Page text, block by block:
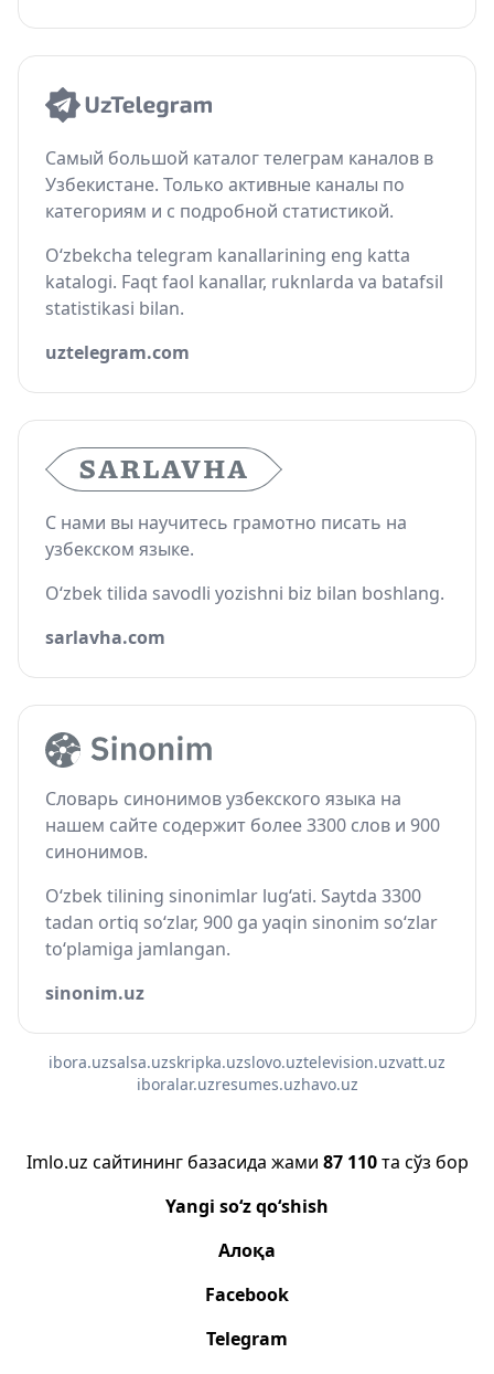
Самый большой каталог телеграм каналов в
Узбекистане. Только активные каналы по
категориям и с подробной статистикой.
O‘zbekcha telegram kanallarining eng katta
katalogi. Faqt faol kanallar, ruknlarda va batafsil
statistikasi bilan.
uztelegram.com
С нами вы научитесь грамотно писать на
узбекском языке.
O‘zbek tilida savodli yozishni biz bilan boshlang.
sarlavha.com
Словарь синонимов узбекского языка на
нашем сайте содержит более 3300 слов и 900
синонимов.
O‘zbek tilining sinonimlar lug‘ati. Saytda 3300
tadan ortiq so‘zlar, 900 ga yaqin sinonim so‘zlar
to‘plamiga jamlangan.
sinonim.uz
ibora.uzsalsa.uzskripka.uzslovo.uztelevision.uzvatt.uz
iboralar.uzresumes.uzhavo.uz
Imlo.uz сайтининг базасида жами 87 110та сўз бор
Yangi so‘z qo‘shish
Алоқа
Facebook
Telegram